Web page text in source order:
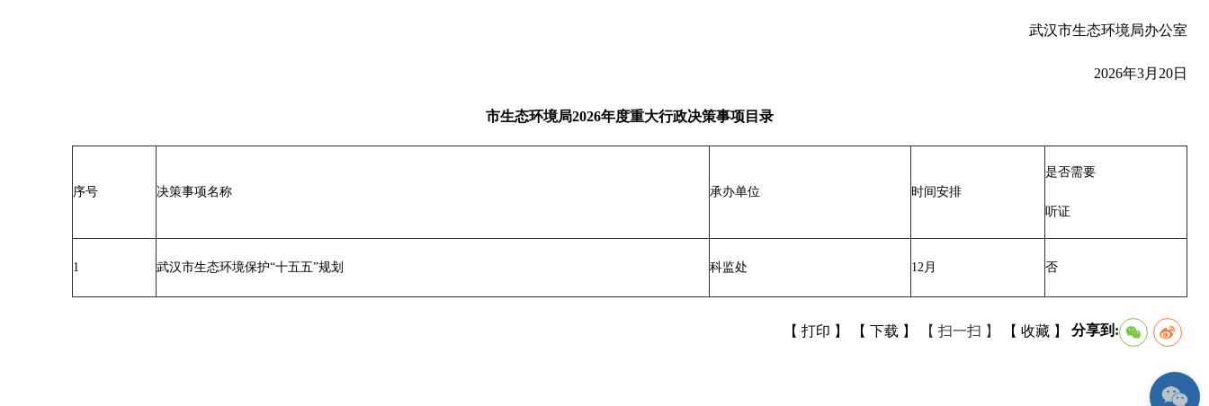
武汉市生态环境局办公室
2026年3月20日
市生态环境局2026年度重大行政决策事项目录
序号 决策事项名称 承办单位 时间安排
是否需要
听证
1 武汉市生态环境保护“十五五”规划 科监处 12月 否
【 打印 】 【 下载 】 【 扫一扫 】 【 收藏 】 分享到: